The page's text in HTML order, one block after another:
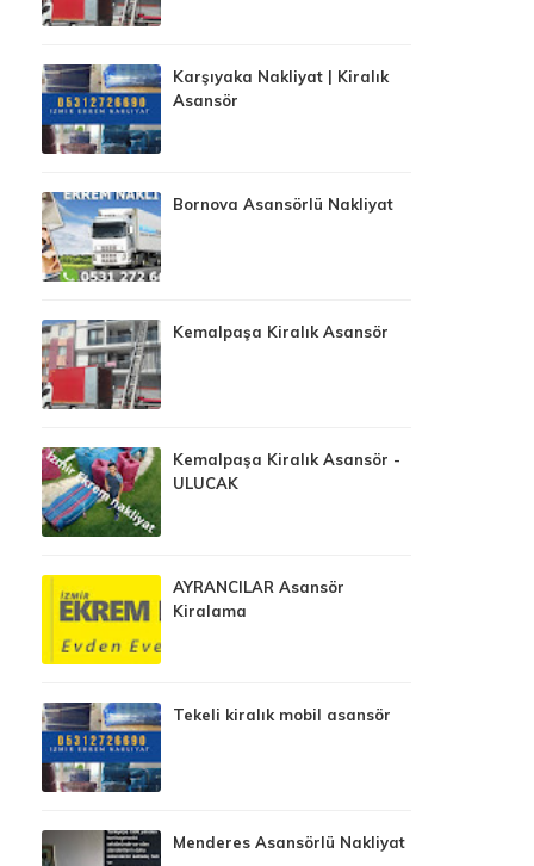
Karşıyaka Nakliyat | Kiralık
Asansör
Bornova Asansörlü Nakliyat
Kemalpaşa Kiralık Asansör
Kemalpaşa Kiralık Asansör -
ULUCAK
AYRANCILAR Asansör
Kiralama
Tekeli kiralık mobil asansör
Menderes Asansörlü Nakliyat